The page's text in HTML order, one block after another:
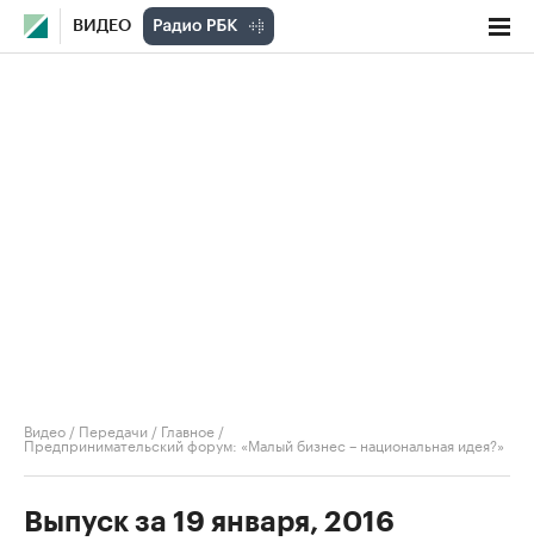
ВИДЕО
Видео / Передачи / Главное /
Предпринимательский форум: «Малый бизнес – национальная идея?»
Выпуск за 19 января, 2016